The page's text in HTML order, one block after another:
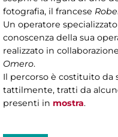
fotografia, il francese
Un operatore
conoscenza della sua
realizzato in
Omero.
Il percorso è costituito da
tattilmente, tratti da
presenti in mostra.